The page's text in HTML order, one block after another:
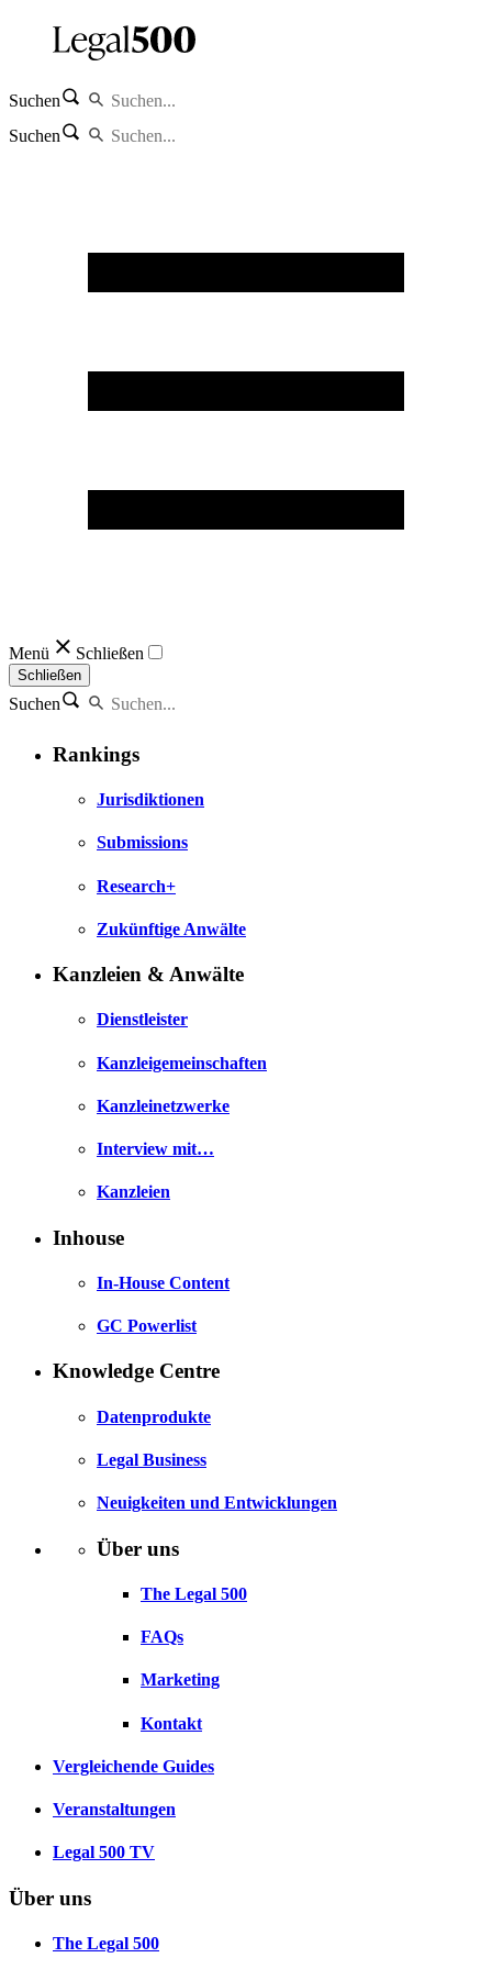
Suchen
Suchen
Menü Schließen
Schließen
Suchen
Rankings
Jurisdiktionen
Submissions
Research+
Zukünftige Anwälte
Kanzleien & Anwälte
Dienstleister
Kanzleigemeinschaften
Kanzleinetzwerke
Interview mit…
Kanzleien
Inhouse
In-House Content
GC Powerlist
Knowledge Centre
Datenprodukte
Legal Business
Neuigkeiten und Entwicklungen
Über uns
The Legal 500
FAQs
Marketing
Kontakt
Vergleichende Guides
Veranstaltungen
Legal 500 TV
Über uns
The Legal 500